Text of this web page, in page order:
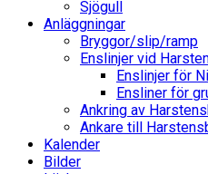
Sjögull
Anläggningar
Bryggor/slip/ramp
Enslinjer vid
Enslinjer för
Ensliner för
Ankring av
Ankare till
Kalender
Bilder